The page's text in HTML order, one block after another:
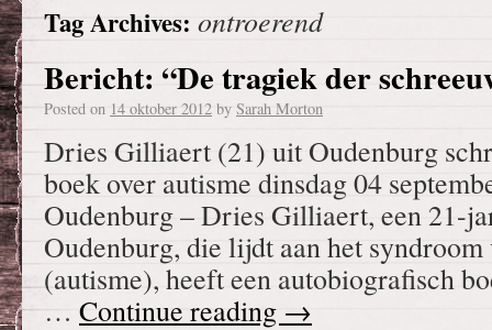
Tag Archives: ontroerend
Bericht: “De tragiek der
Posted on 14 oktober 2012 by Sarah Morton
Dries Gilliaert (21) uit Oudenburg
boek over autisme dinsdag 04
Oudenburg – Dries Gilliaert, een 21-
Oudenburg, die lijdt aan het
(autisme), heeft een autobiografisch
… Continue reading →